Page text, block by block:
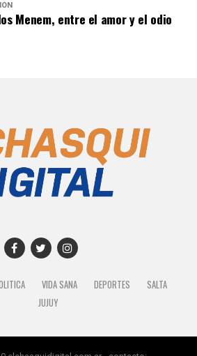
Menem, entre el amor y el odio
VIDA SANA DEPORTES
SALTA
JUJUY